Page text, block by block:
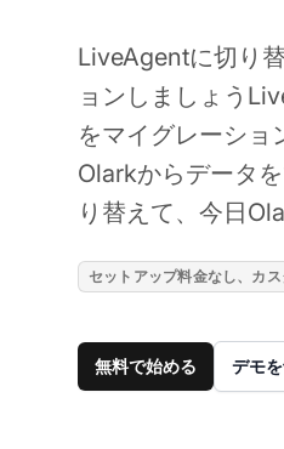
LiveAgentに切り
ョンしましょう
をマイグレーショ
Olarkからデータ
り替えて、今日
セットアップ料金なし、カ
無料で始める デモ